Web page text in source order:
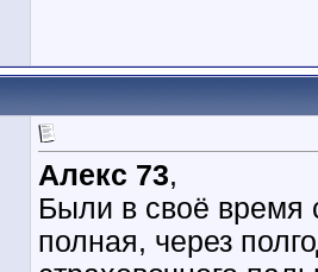
Алекс 73,
Были в своё время
полная, через